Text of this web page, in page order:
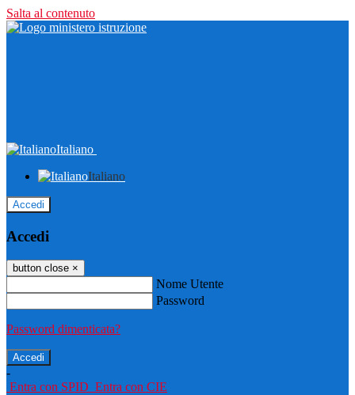
Salta al contenuto
Italiano
Italiano
Accedi
Accedi
button close ×
Nome Utente
Password
Password dimenticata?
-
Entra con SPID Entra con CIE